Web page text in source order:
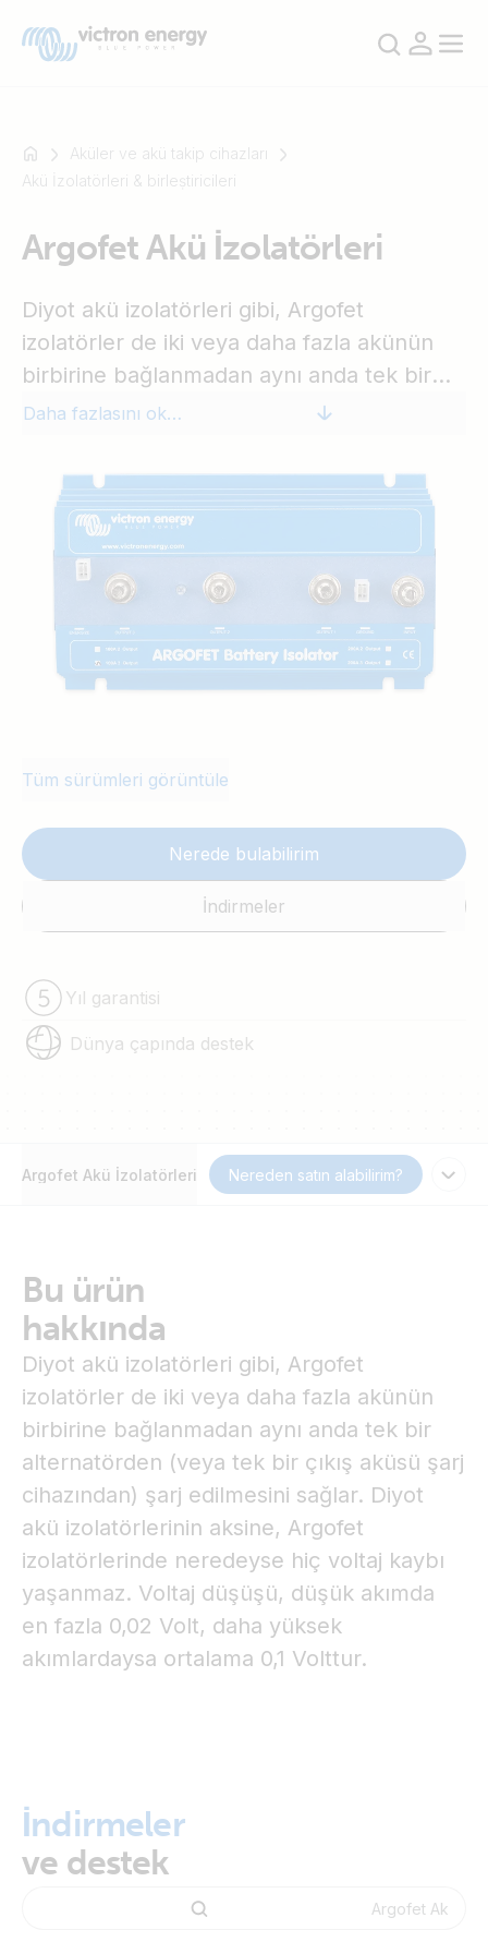
SmartSolar
Orion
Aküler ve akü takip cihazları
Akü İzolatörleri & birleṣtiricileri
Argofet Akü İzolatörleri
Diyot akü izolatörleri gibi, Argofet
izolatörler de iki veya daha fazla akünün
birbirine bağlanmadan aynı anda tek bir
alternatörden (veya tek bir çıkış aküsü şarj
akü izolatörlerinin aksine, Argofet
izolatörlerinde neredeyse hiç voltaj kaybı
yaşanmaz. Voltaj düşüşü, düşük akımda
en fazla 0,02 Volt, daha yüksek
akımlardaysa ortalama 0,1 Volttur.
Daha fazlasını okuyun
Tüm sürümleri görüntüle
Nerede bulabilirim
İndirmeler
Yıl garantisi
Dünya çapında destek
Argofet Akü İzolatörleri Nereden satın alabilirim?
Bu ürün
hakkında
Diyot akü izolatörleri gibi, Argofet
izolatörler de iki veya daha fazla akünün
birbirine bağlanmadan aynı anda tek bir
alternatörden (veya tek bir çıkış aküsü şarj
cihazından) şarj edilmesini sağlar. Diyot
akü izolatörlerinin aksine, Argofet
izolatörlerinde neredeyse hiç voltaj kaybı
yaşanmaz. Voltaj düşüşü, düşük akımda
en fazla 0,02 Volt, daha yüksek
akımlardaysa ortalama 0,1 Volttur.
İndirmeler
ve destek